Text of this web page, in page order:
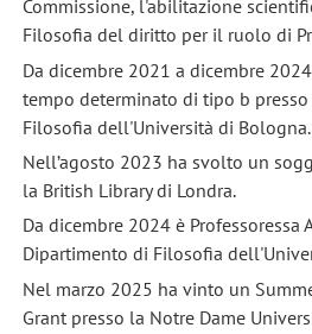
Commissione, l'abilitazione
Filosofia del diritto per il ruolo di
Da dicembre 2021 a dicembre
tempo determinato di tipo b
Filosofia dell'Università di Bologna.
Nell’agosto 2023 ha svolto un
la British Library di Londra.
Da dicembre 2024 è Professoressa
Dipartimento di Filosofia
Nel marzo 2025 ha vinto un
Grant presso la Notre Dame